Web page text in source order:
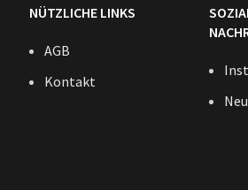
NÜTZLICHE LINKS
AGB
Kontakt